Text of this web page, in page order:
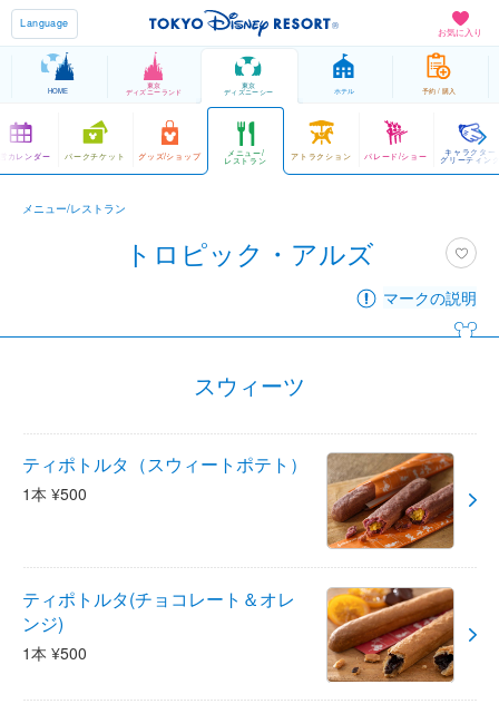
お気に入り
Language
HOME
東京
ディズニーランド
東京
ディズニーシー ホテル 予約 / 購入
カレンダー パークチケット グッズ/ショップ メニュー/
レストラン アトラクション パレード/ショー キャラクター
グリーティング
メニュー/レストラン
トロピック・アルズ
マークの説明
スウィーツ
ティポトルタ（スウィートポテト）
1本 ¥500
ティポトルタ(チョコレート＆オレ
ンジ)
1本 ¥500